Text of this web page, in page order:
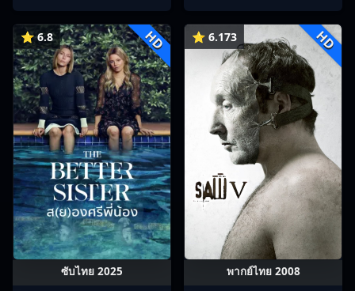
⭐ 6.8 HD
ซับไทย 2025
⭐ 6.173 HD
พากย์ไทย 2008